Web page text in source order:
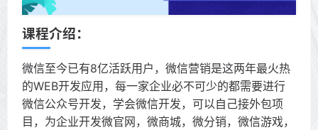
课程介绍：
微信至今已有8亿活跃用户，微信营销是这两年最火热
的WEB开发应用，每一家企业必不可少的都需要进行
微信公众号开发，学会微信开发，可以自己接外包项
目，为企业开发微官网，微商城，微分销，微信游戏，